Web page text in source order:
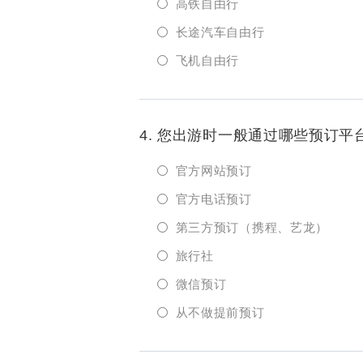
高铁自由行
长途汽车自由行
飞机自由行
4. 您出游时一般通过哪些预订平
官方网站预订
官方电话预订
第三方预订（携程、艺龙）
旅行社
微信预订
从不做提前预订